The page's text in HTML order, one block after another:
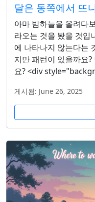
달은 동쪽에서 뜨
아마 밤하늘을 올려다
라오는 것을 봤을 것입
에 나타나지 않는다는
지만 패턴이 있을까요
요? <div
게시됨: June 26, 2025